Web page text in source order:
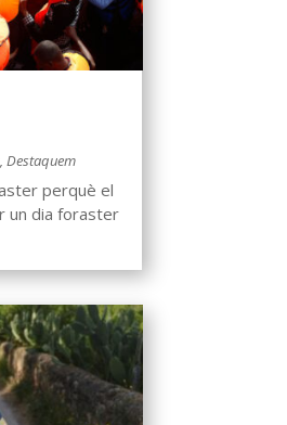
, Destaquem
perquè el
un dia foraster